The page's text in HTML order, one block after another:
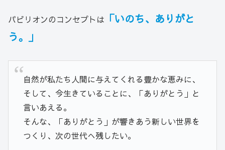
パビリオンのコンセプトは 「いのち、ありがと
う。」
自然が私たち人間に与えてくれる豊かな恵みに、
そして、今生きていることに、「ありがとう」と
言いあえる。
そんな、「ありがとう」が響きあう新しい世界を
つくり、次の世代へ残したい。